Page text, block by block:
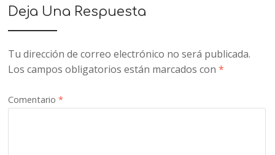
Deja Una Respuesta
Tu dirección de correo electrónico no será publicada.
Los campos obligatorios están marcados con*
Comentario*